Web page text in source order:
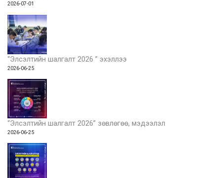
2026-07-01
“Элсэлтийн шалгалт 2026 ” эхэллээ
2026-06-25
“Элсэлтийн шалгалт 2026” зөвлөгөө, мэдээлэл
2026-06-25